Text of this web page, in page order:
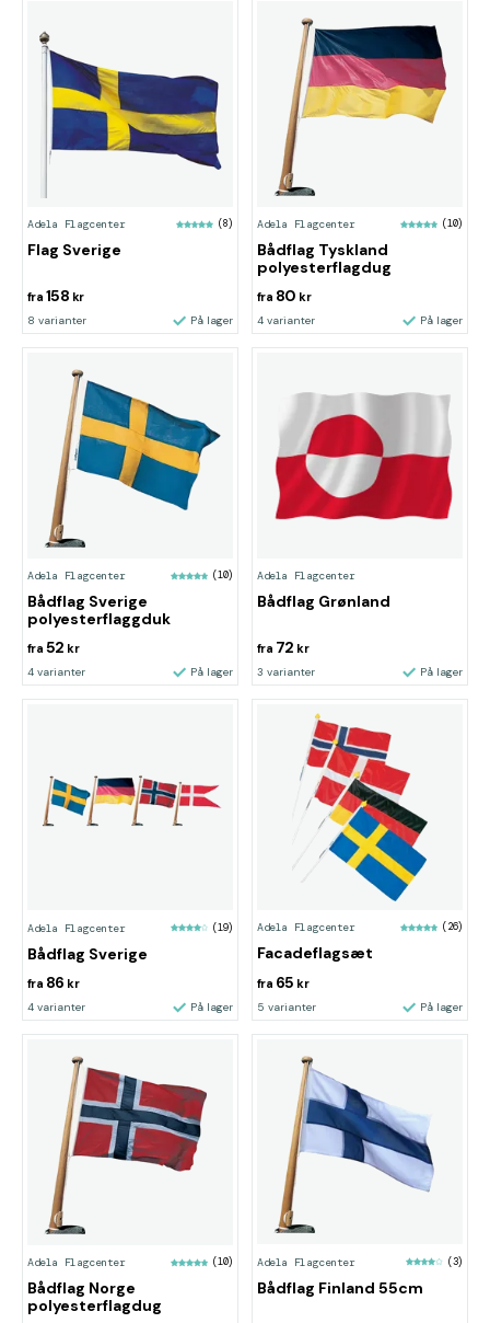
Adela Flagcenter (8)
Flag Sverige
fra 158 kr
8 varianter På lager
Adela Flagcenter (10)
Bådflag Tyskland
polyesterflagdug
fra 80 kr
4 varianter På lager
Adela Flagcenter (10)
Bådflag Sverige
polyesterflaggduk
fra 52 kr
4 varianter På lager
Adela Flagcenter
Bådflag Grønland
fra 72 kr
3 varianter På lager
Adela Flagcenter (19)
Bådflag Sverige
fra 86 kr
4 varianter På lager
Adela Flagcenter (26)
Facadeflagsæt
fra 65 kr
5 varianter På lager
Adela Flagcenter (10)
Bådflag Norge
polyesterflagdug
Adela Flagcenter (3)
Bådflag Finland 55cm